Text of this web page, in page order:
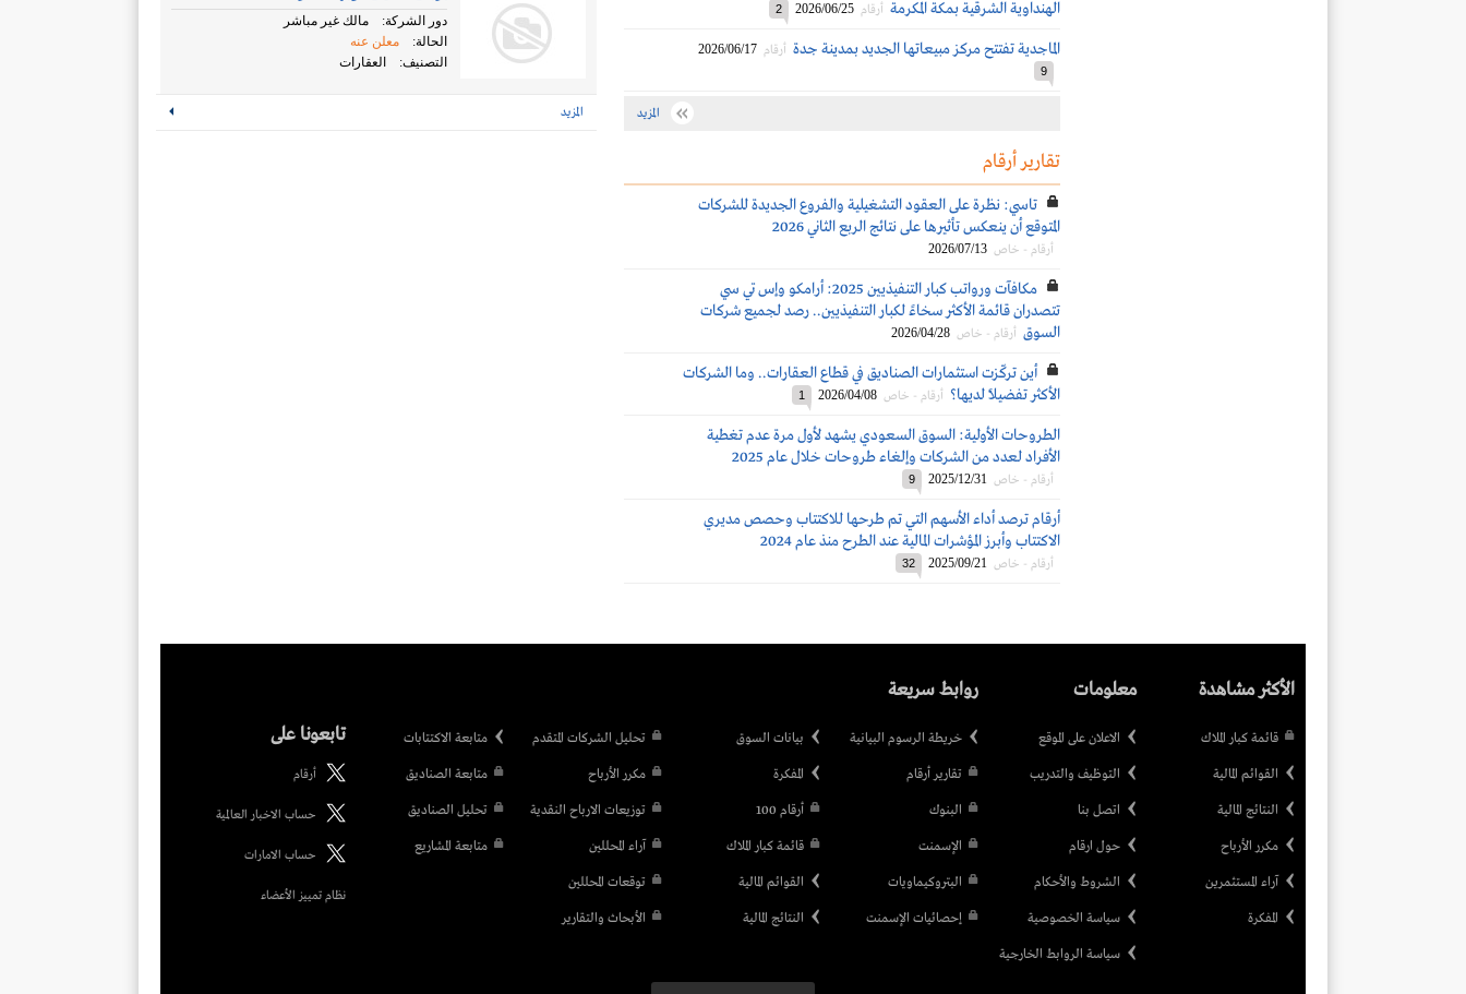
الهنداوية الشرقية بمكة المكرمة أرقام 2026/06/25
2
الماجدية تفتتح مركز مبيعاتها الجديد بمدينة جدة أرقام 2026/06/17
9
المزيد
تقارير أرقام
تاسي: نظرة على العقود التشغيلية والفروع الجديدة للشركات
المتوقع أن ينعكس تأثيرها على نتائج الربع الثاني 2026
أرقام - خاص 2026/07/13
مكافآت ورواتب كبار التنفيذيين 2025: أرامكو وإس تي سي
تتصدران قائمة الأكثر سخاءً لكبار التنفيذيين.. رصد لجميع شركات
السوق أرقام - خاص 2026/04/28
أين تركّزت استثمارات الصناديق في قطاع العقارات.. وما الشركات
الأكثر تفضيلاً لديها؟ أرقام - خاص 2026/04/08
1
الطروحات الأولية: السوق السعودي يشهد لأول مرة عدم تغطية
الأفراد لعدد من الشركات وإلغاء طروحات خلال عام 2025
أرقام - خاص 2025/12/31
9
أرقام ترصد أداء الأسهم التي تم طرحها للاكتتاب وحصص مديري
الاكتتاب وأبرز المؤشرات المالية عند الطرح منذ عام 2024
أرقام - خاص 2025/09/21
32
دور الشركة:
مالك غير مباشر
الحالة:
معلن عنه
التصنيف:
العقارات
المزيد
الأكثر مشاهدة
قائمة كبار الملاك
القوائم المالية
النتائج المالية
مكرر الأرباح
آراء المستثمرين
المفكرة
معلومات
الاعلان على الموقع
التوظيف والتدريب
اتصل بنا
حول ارقام
الشروط والأحكام
سياسة الخصوصية
سياسة الروابط الخارجية
روابط سريعة
خريطة الرسوم البيانية
تقارير أرقام
البنوك
الإسمنت
البتروكيماويات
إحصائيات الإسمنت
بيانات السوق
المفكرة
أرقام 100
قائمة كبار الملاك
القوائم المالية
النتائج المالية
تحليل الشركات المتقدم
مكرر الأرباح
توزيعات الارباح النقدية
آراء المحللين
توقعات المحللين
الأبحاث والتقارير
متابعة الاكتتابات
متابعة الصناديق
تحليل الصناديق
متابعة المشاريع
تابعونا على
أرقام
حساب الاخبار العالمية
حساب الامارات
نظام تمييز الأعضاء